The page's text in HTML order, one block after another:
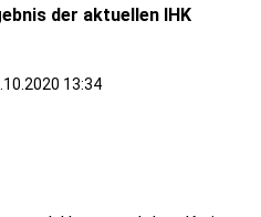
der aktuellen IHK
13:34